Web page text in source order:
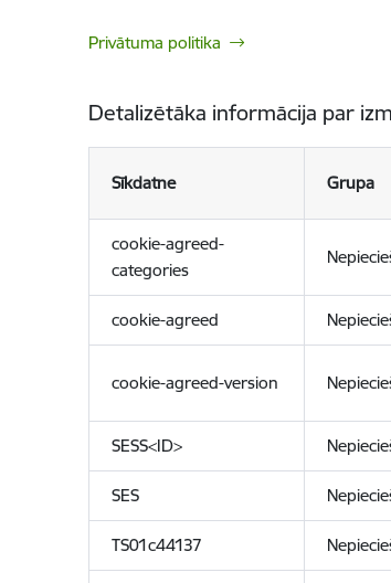
Privātuma politika
Detalizētāka informācija par
Sīkdatne Grupa
cookie-agreed-
categories
cookie-agreed
cookie-agreed-version
SESS<ID>
SES
TS01c44137